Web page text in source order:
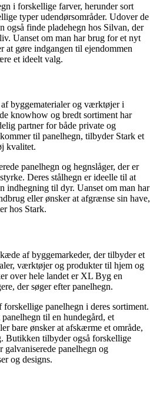
i forskellige farver, herunder sort
typer udendørsområder. Udover de
også finde pladehegn hos Silvan, der
Uanset om man har brug for et nyt
at gøre indgangen til ejendommen
et ideelt valg.
byggematerialer og værktøjer i
knowhow og bredt sortiment har
partner for både private og
til panelhegn, tilbyder Stark et
kvalitet.
panelhegn og hegnslåger, der er
Deres stålhegn er ideelle til at
indhegning til dyr. Uanset om man har
eller ønsker at afgrænse sin have,
hos Stark.
af byggemarkeder, der tilbyder et
værktøjer og produkter til hjem og
over hele landet er XL Byg en
der søger efter panelhegn.
panelhegn i deres sortiment.
til en hundegård, et
bare ønsker at afskærme et område,
Butikken tilbyder også forskellige
galvaniserede panelhegn og
og designs.